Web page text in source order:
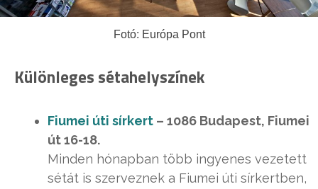
Fotó: Európa Pont
Különleges sétahelyszínek
Fiumei úti sírkert – 1086 Budapest, Fiumei
út 16-18.
Minden hónapban több ingyenes vezetett
sétát is szerveznek a Fiumei úti sírkertben,